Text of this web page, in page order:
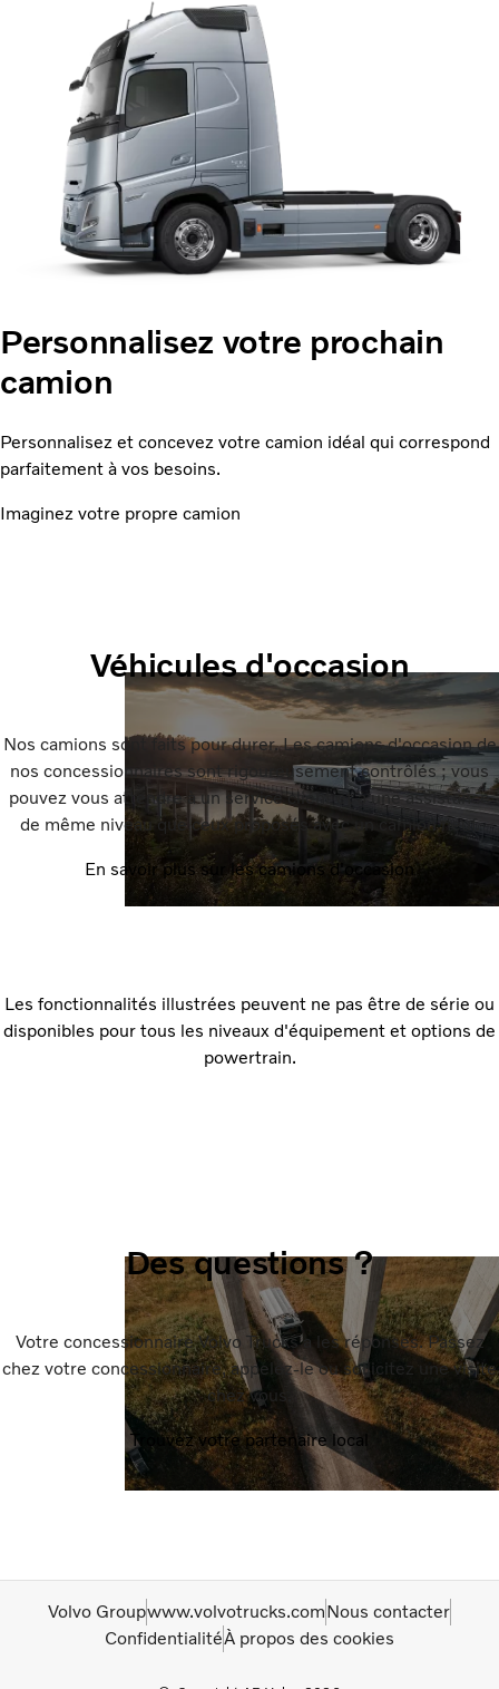
Personnalisez votre prochain
camion
Personnalisez et concevez votre camion idéal qui correspond
parfaitement à vos besoins.
Imaginez votre propre camion
Véhicules d'occasion
Nos camions sont faits pour durer. Les camions d'occasion de
nos concessionnaires sont rigoureusement contrôlés ; vous
pouvez vous attendre à un service client et à une assistance
de même niveau que ceux proposés avec un camion neuf.
En savoir plus sur les camions d'occasion
Les fonctionnalités illustrées peuvent ne pas être de série ou
disponibles pour tous les niveaux d'équipement et options de
powertrain.
Des questions ?
Votre concessionnaire Volvo Trucks a les réponses. Passez
chez votre concessionnaire, appelez-le ou sollicitez une visite
chez vous.
Trouvez votre partenaire local
Volvo Groupwww.volvotrucks.comNous contacter
ConfidentialitéÀ propos des cookies